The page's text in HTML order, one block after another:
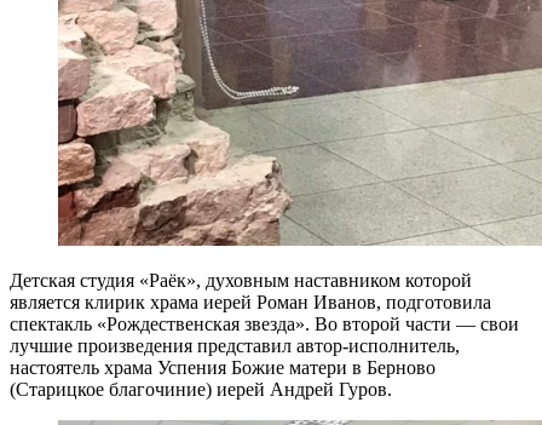
Детская студия «Раёк», духовным наставником которой
является клирик храма иерей Роман Иванов, подготовила
спектакль «Рождественская звезда». Во второй части — свои
лучшие произведения представил автор-исполнитель,
настоятель храма Успения Божие матери в Берново
(Старицкое благочиние) иерей Андрей Гуров.